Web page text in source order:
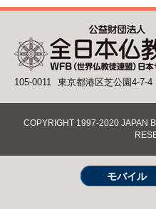
105-0011 東京都港区芝公園4-7-4
COPYRIGHT 1997-2020 JAPAN
モバイル